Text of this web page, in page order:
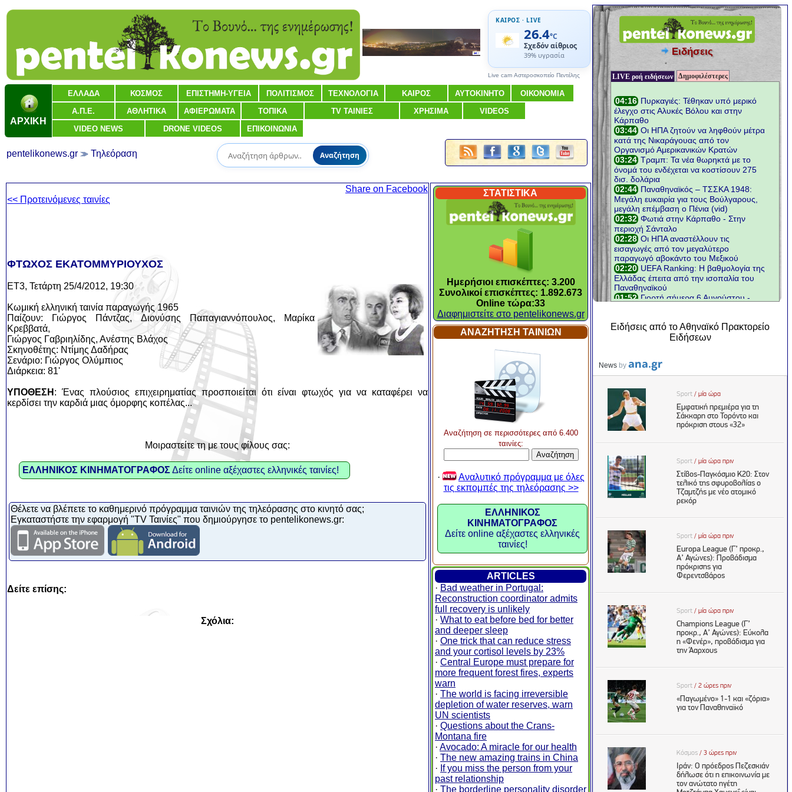
ΚΑΙΡΟΣ · LIVE
26.4°C
Σχεδόν αίθριος
39% υγρασία
Live cam Αστεροσκοπείο Πεντέλης
ΑΡΧΙΚΗ
ΕΛΛΑΔΑ ΚΟΣΜΟΣ ΕΠΙΣΤΗΜΗ-ΥΓΕΙΑ ΠΟΛΙΤΙΣΜΟΣ ΤΕΧΝΟΛΟΓΙΑ ΚΑΙΡΟΣ ΑΥΤΟΚΙΝΗΤΟ ΟΙΚΟΝΟΜΙΑ
Α.Π.Ε. ΑΘΛΗΤΙΚΑ ΑΦΙΕΡΩΜΑΤΑ ΤΟΠΙΚΑ TV ΤΑΙΝΙΕΣ ΧΡΗΣΙΜΑ VIDEOS
VIDEO NEWS DRONE VIDEOS ΕΠΙΚΟΙΝΩΝΙΑ
pentelikonews.gr Τηλεόραση Αναζήτηση
Share on Facebook
<< Προτεινόμενες ταινίες
ΦΤΩΧΟΣ ΕΚΑΤΟΜΜΥΡΙΟΥΧΟΣ
ΕΤ3, Τετάρτη 25/4/2012, 19:30
Κωμική ελληνική ταινία παραγωγής 1965
Παίζουν: Γιώργος Πάντζας, Διονύσης Παπαγιαννόπουλος, Μαρίκα
Κρεββατά,
Γιώργος Γαβριηλίδης, Ανέστης Βλάχος
Σκηνοθέτης: Ντίμης Δαδήρας
Σενάριο: Γιώργος Ολύμπιος
Διάρκεια: 81'
ΥΠΟΘΕΣΗ : Ένας πλούσιος επιχειρηματίας προσποιείται ότι είναι φτωχός για να καταφέρει να
κερδίσει την καρδιά μιας όμορφης κοπέλας...
Μοιραστείτε τη με τους φίλους σας:
ΕΛΛΗΝΙΚΟΣ ΚΙΝΗΜΑΤΟΓΡΑΦΟΣΔείτε online αξέχαστες ελληνικές ταινίες!
Θέλετε να βλέπετε το καθημερινό πρόγραμμα ταινιών της τηλεόρασης στο κινητό σας;
Εγκαταστήστε την εφαρμογή "TV Ταινίες" που δημιούργησε το pentelikonews.gr:
Δείτε επίσης:
Σχόλια:
ΣΤΑΤΙΣΤΙΚΑ
Ημερήσιοι επισκέπτες: 3.200
Συνολικοί επισκέπτες: 1.892.673
Online τώρα:33
Διαφημιστείτε στο pentelikonews.gr
ΑΝΑΖΗΤΗΣΗ ΤΑΙΝΙΩΝ
Αναζήτηση σε περισσότερες από 6.400
ταινίες:
·
Αναλυτικό πρόγραμμα με όλες
τις εκπομπές της τηλεόρασης >>
ΕΛΛΗΝΙΚΟΣ
ΚΙΝΗΜΑΤΟΓΡΑΦΟΣ
Δείτε online αξέχαστες ελληνικές
ταινίες!
ARTICLES
· Bad weather in Portugal:
Reconstruction coordinator admits
full recovery is unlikely
· What to eat before bed for better
and deeper sleep
· One trick that can reduce stress
and your cortisol levels by 23%
· Central Europe must prepare for
more frequent forest fires, experts
warn
· The world is facing irreversible
depletion of water reserves, warn
UN scientists
· Questions about the Crans-
Montana fire
· Avocado: A miracle for our health
· The new amazing trains in China
· If you miss the person from your
past relationship
· The borderline personality disorder
Ειδήσεις
LIVE ροή ειδήσεων Δημοφιλέστερες
Ειδήσεις από το Αθηναϊκό Πρακτορείο
Ειδήσεων